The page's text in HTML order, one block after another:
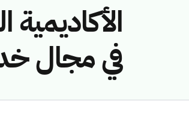
في مجال